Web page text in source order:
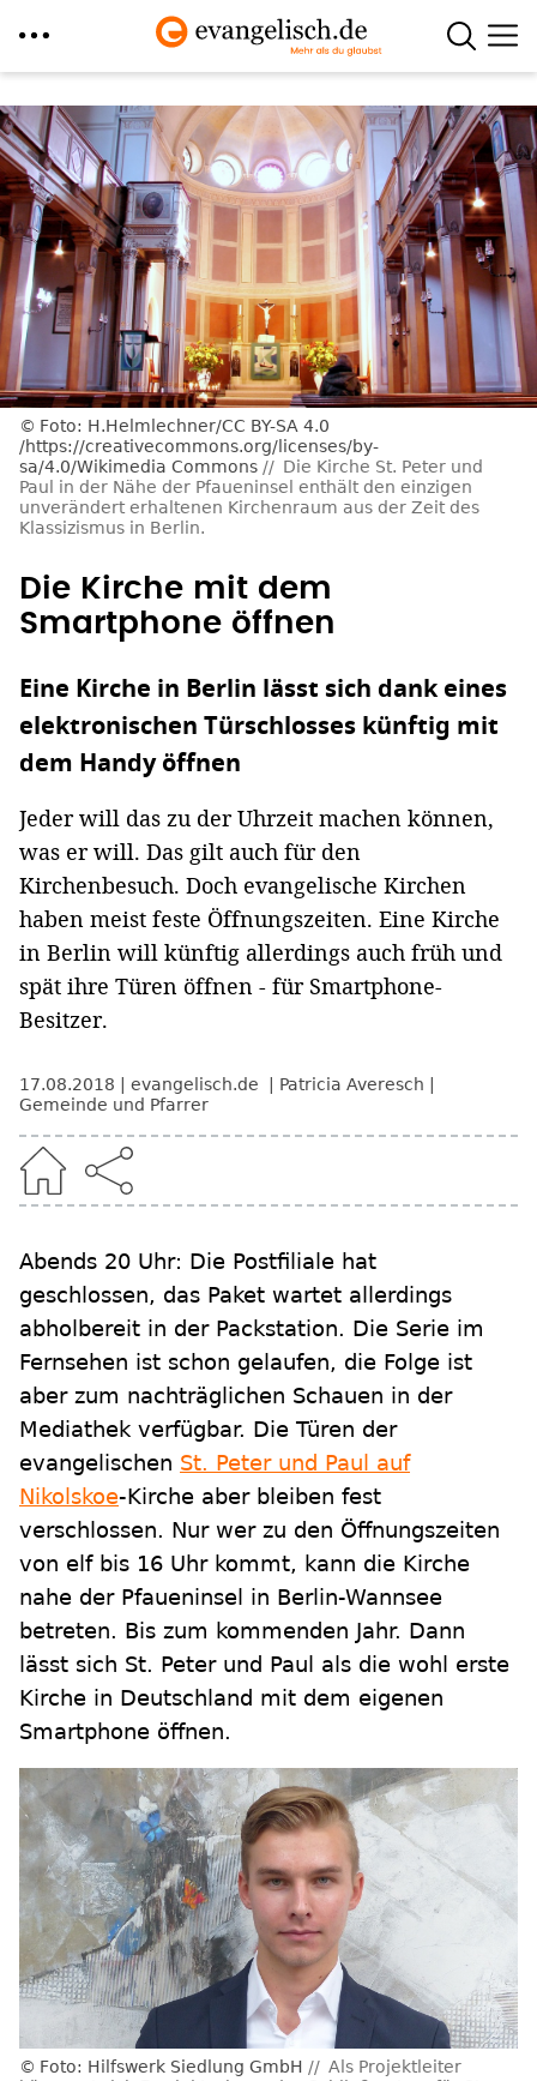
zum
Inhalt
Foto: H.Helmlechner/CC BY-SA 4.0
/https://creativecommons.org/licenses/by-
sa/4.0/Wikimedia Commons
Die Kirche St. Peter und
Paul in der Nähe der Pfaueninsel enthält den einzigen
unverändert erhaltenen Kirchenraum aus der Zeit des
Klassizismus in Berlin.
Die Kirche mit dem
Smartphone öffnen
Eine Kirche in Berlin lässt sich dank eines
elektronischen Türschlosses künftig mit
dem Handy öffnen
Jeder will das zu der Uhrzeit machen können,
was er will. Das gilt auch für den
Kirchenbesuch. Doch evangelische Kirchen
haben meist feste Öffnungszeiten. Eine Kirche
in Berlin will künftig allerdings auch früh und
spät ihre Türen öffnen - für Smartphone-
Besitzer.
17.08.2018 evangelisch.de
Patricia Averesch
Gemeinde und Pfarrer
Abends 20 Uhr: Die Postfiliale hat
geschlossen, das Paket wartet allerdings
abholbereit in der Packstation. Die Serie im
Fernsehen ist schon gelaufen, die Folge ist
aber zum nachträglichen Schauen in der
Mediathek verfügbar. Die Türen der
evangelischen St. Peter und Paul auf
Nikolskoe-Kirche aber bleiben fest
verschlossen. Nur wer zu den Öffnungszeiten
von elf bis 16 Uhr kommt, kann die Kirche
nahe der Pfaueninsel in Berlin-Wannsee
betreten. Bis zum kommenden Jahr. Dann
lässt sich St. Peter und Paul als die wohl erste
Kirche in Deutschland mit dem eigenen
Smartphone öffnen.
Foto: Hilfswerk Siedlung GmbH
Als Projektleiter